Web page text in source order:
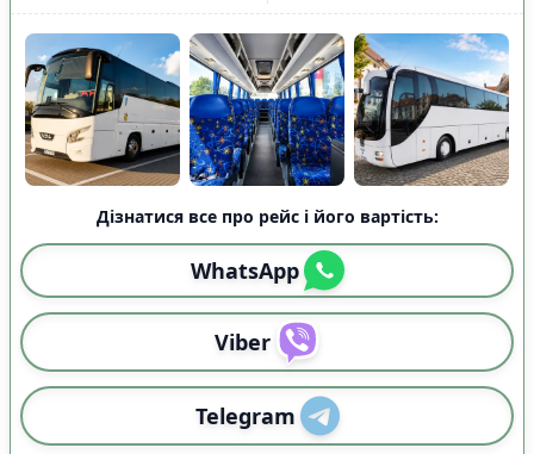
Тривалість подорожі:
Від меншої до більшої
Від більшої до меншої
🕒Час відправлення:
🌅Зранку (05:00-11:59) 4
🌆 Ввечері (18:00-22:59)
Вночі (23:00-04:59)
Зранку (05:00-11:59)
☀️Вдень (12:00-17:59) 2
Ввечері (18:00-22:59)
Вночі (23:00-04:59)
Дізнатися все про рейс і його вартість:
WhatsApp
Viber
Telegram